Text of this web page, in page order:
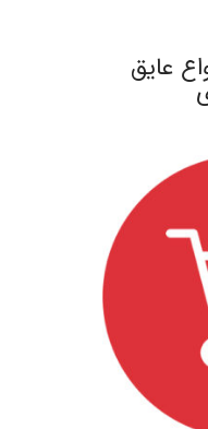
عایق